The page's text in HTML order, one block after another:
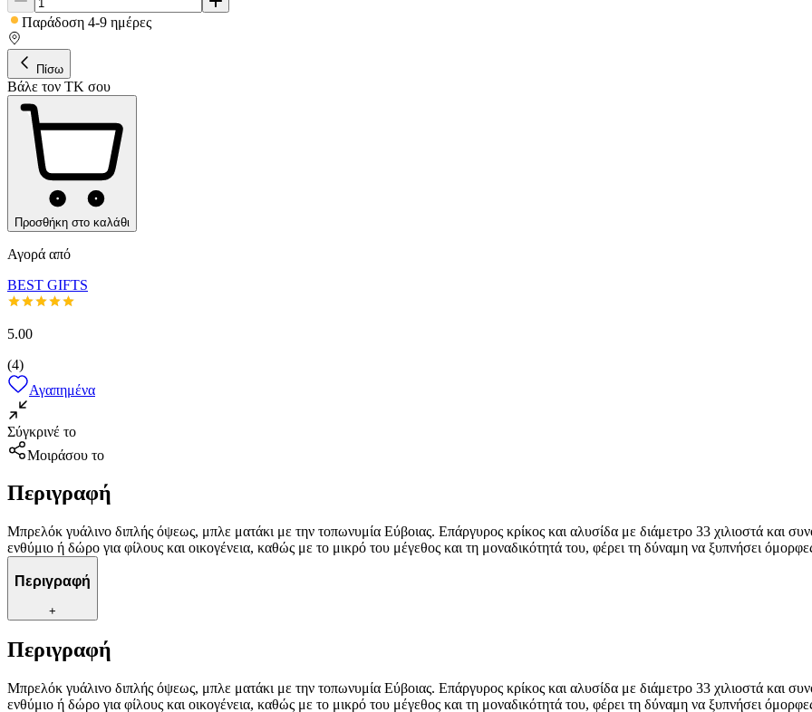
Παράδοση 4-9 ημέρες
Πίσω
Βάλε τον ΤΚ σου
Προσθήκη στο καλάθι
Αγορά από
BEST GIFTS
5.00
(4)
Αγαπημένα
Σύγκρινέ το
Μοιράσου το
Περιγραφή
Μπρελόκ γυάλινο διπλής όψεως, μπλε ματάκι με την τοπωνυμία Εύβοιας. Επάργυρος κρίκος και αλυσίδα με διάμετρο 33 χιλιοστά και
ενθύμιο ή δώρο για φίλους και οικογένεια, καθώς με το μικρό του μέγεθος και τη μοναδικότητά του, φέρει τη δύναμη να ξυπνήσει
Περιγραφή
+
Περιγραφή
Μπρελόκ γυάλινο διπλής όψεως, μπλε ματάκι με την τοπωνυμία Εύβοιας. Επάργυρος κρίκος και αλυσίδα με διάμετρο 33 χιλιοστά και
ενθύμιο ή δώρο για φίλους και οικογένεια, καθώς με το μικρό του μέγεθος και τη μοναδικότητά του, φέρει τη δύναμη να ξυπνήσει